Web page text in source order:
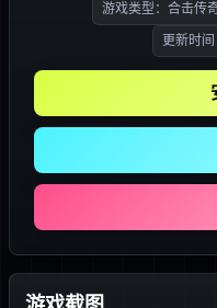
游戏类型：合击传
更新时